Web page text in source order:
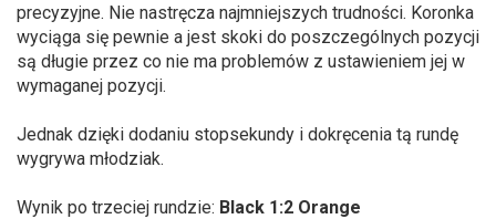
precyzyjne. Nie nastręcza najmniejszych trudności. Koronka
wyciąga się pewnie a jest skoki do poszczególnych pozycji
są długie przez co nie ma problemów z ustawieniem jej w
wymaganej pozycji.
Jednak dzięki dodaniu stopsekundy i dokręcenia tą rundę
wygrywa młodziak.
Wynik po trzeciej rundzie: Black 1:2 Orange